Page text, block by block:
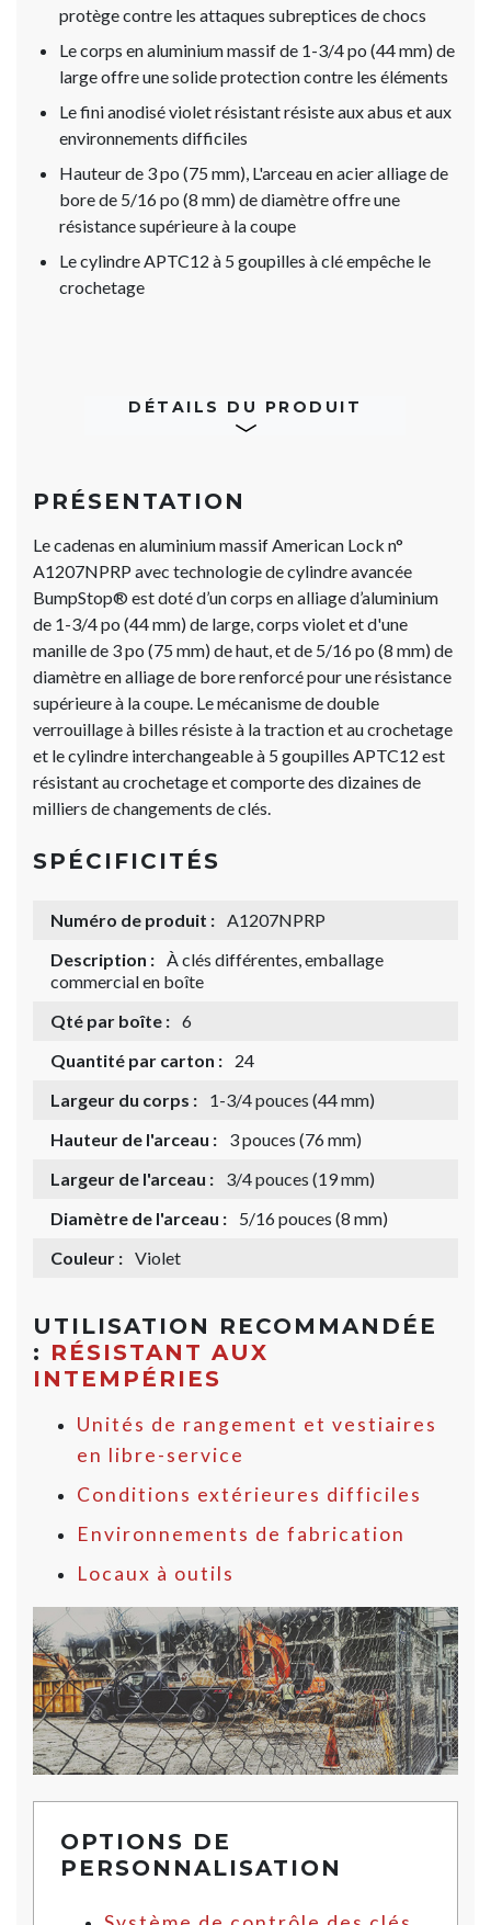
protège contre les attaques subreptices de chocs
Le corps en aluminium massif de 1-3/4 po (44 mm) de
large offre une solide protection contre les éléments
Le fini anodisé violet résistant résiste aux abus et aux
environnements difficiles
Hauteur de 3 po (75 mm), L'arceau en acier alliage de
bore de 5/16 po (8 mm) de diamètre offre une
résistance supérieure à la coupe
Le cylindre APTC12 à 5 goupilles à clé empêche le
crochetage
DÉTAILS DU PRODUIT
PRÉSENTATION
Le cadenas en aluminium massif American Lock n°
A1207NPRP avec technologie de cylindre avancée
BumpStop® est doté d’un corps en alliage d’aluminium
de 1-3/4 po (44 mm) de large, corps violet et d'une
manille de 3 po (75 mm) de haut, et de 5/16 po (8 mm) de
diamètre en alliage de bore renforcé pour une résistance
supérieure à la coupe. Le mécanisme de double
verrouillage à billes résiste à la traction et au crochetage
et le cylindre interchangeable à 5 goupilles APTC12 est
résistant au crochetage et comporte des dizaines de
milliers de changements de clés.
SPÉCIFICITÉS
Numéro de produit : A1207NPRP
Description : À clés différentes, emballage
commercial en boîte
Qté par boîte : 6
Quantité par carton :
24
Largeur du corps :
1-3/4 pouces (44 mm)
Hauteur de l'arceau :
3 pouces (76 mm)
Largeur de l'arceau :
3/4 pouces (19 mm)
Diamètre de l'arceau :
5/16 pouces (8 mm)
Couleur : Violet
UTILISATION RECOMMANDÉE
: RÉSISTANT AUX
INTEMPÉRIES
Unités de rangement et vestiaires
en libre-service
Conditions extérieures difficiles
Environnements de fabrication
Locaux à outils
OPTIONS DE
PERSONNALISATION